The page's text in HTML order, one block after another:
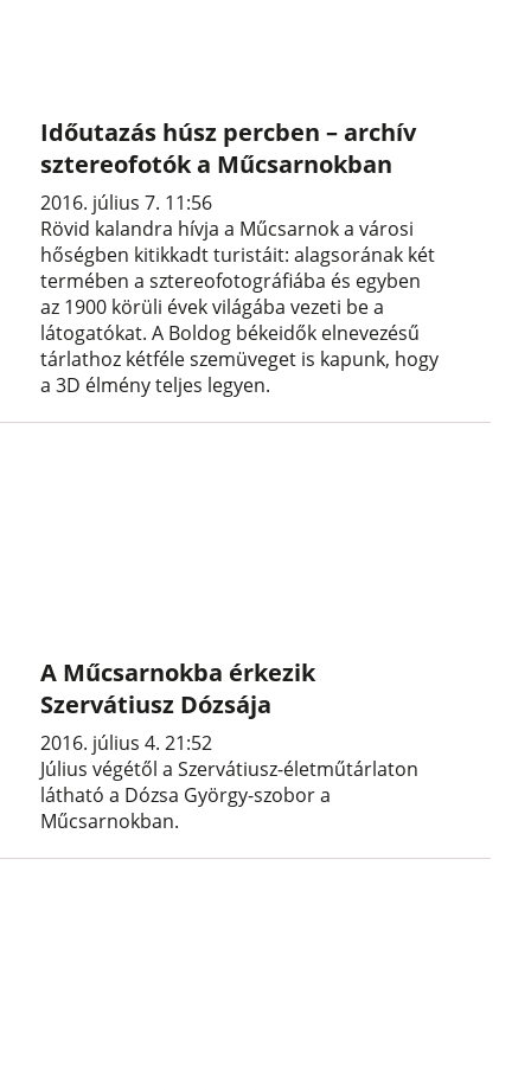
Időutazás húsz percben – archív
sztereofotók a Műcsarnokban
2016. július 7. 11:56
Rövid kalandra hívja a Műcsarnok a városi
hőségben kitikkadt turistáit: alagsorának két
termében a sztereofotográfiába és egyben
az 1900 körüli évek világába vezeti be a
látogatókat. A Boldog békeidők elnevezésű
tárlathoz kétféle szemüveget is kapunk, hogy
a 3D élmény teljes legyen.
A Műcsarnokba érkezik
Szervátiusz Dózsája
2016. július 4. 21:52
Július végétől a Szervátiusz-életműtárlaton
látható a Dózsa György-szobor a
Műcsarnokban.